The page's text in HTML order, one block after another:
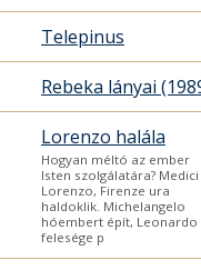
Telepinus
Rebeka lányai
Lorenzo halála
Hogyan méltó az ember
Isten szolgálatára? Medici
Lorenzo, Firenze ura
haldoklik. Michelangelo
hóembert épít, Leonardo
felesége p